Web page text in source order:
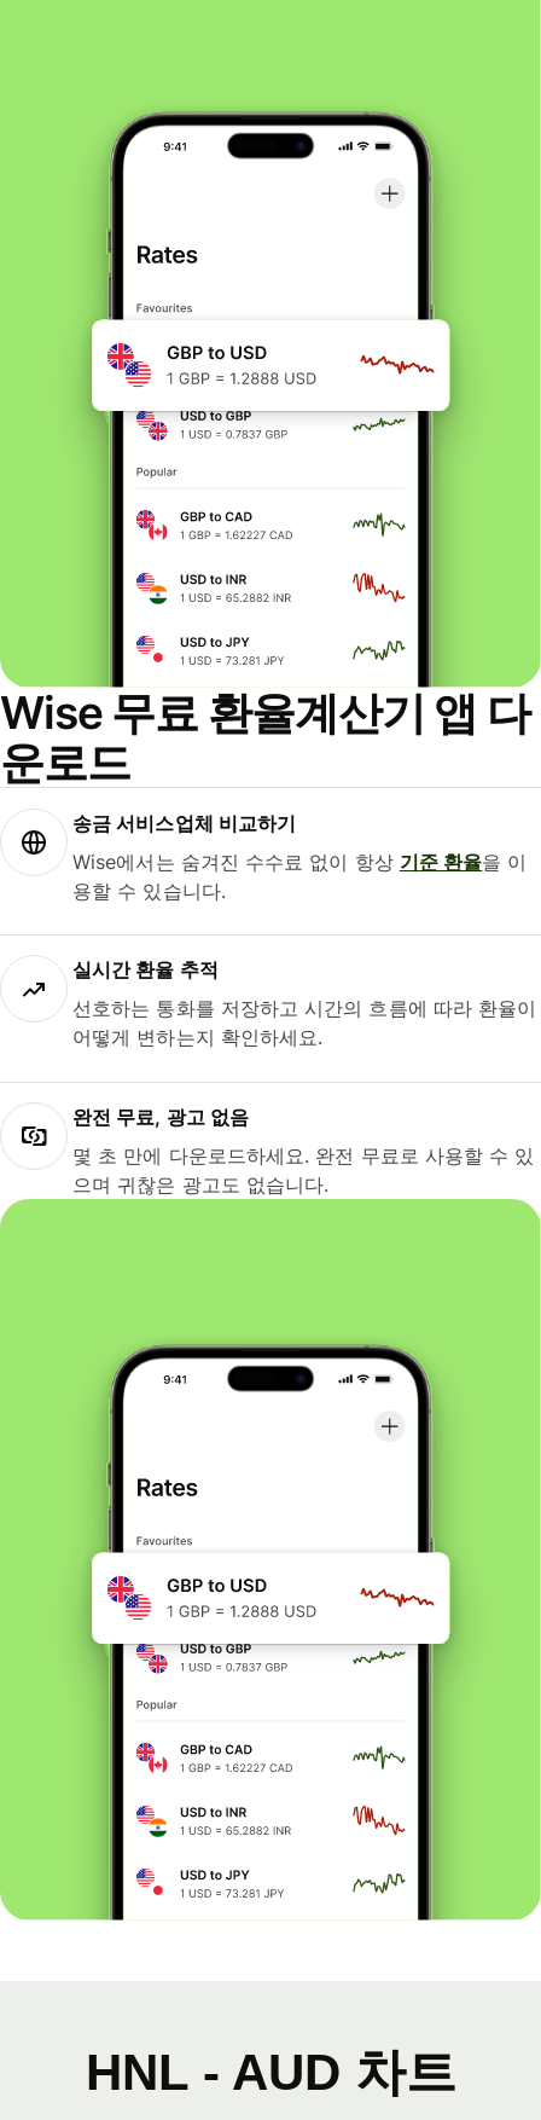
Wise 무료 환율계산기 앱 다
운로드
송금 서비스업체 비교하기
Wise에서는 숨겨진 수수료 없이 항상 기준 환율을 이
용할 수 있습니다.
실시간 환율 추적
선호하는 통화를 저장하고 시간의 흐름에 따라 환율이
어떻게 변하는지 확인하세요.
완전 무료, 광고 없음
몇 초 만에 다운로드하세요. 완전 무료로 사용할 수 있
으며 귀찮은 광고도 없습니다.
HNL - AUD 차트